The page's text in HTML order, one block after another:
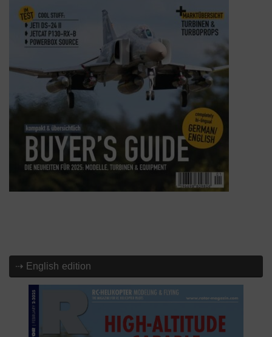
⇢ English edition